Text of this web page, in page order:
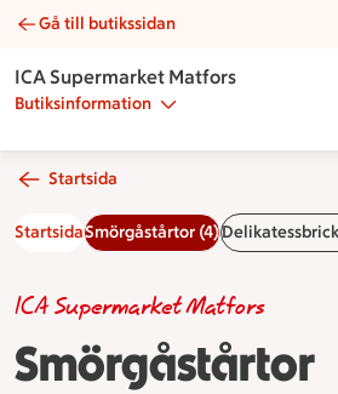
Smörgåstårtor | Catering ICA
Gå till butikssidan
ICA Supermarket Matfors
Butiksinformation
Startsida
StartsidaSmörgåstårtor (4)
Smörgåstårtor
ICA Supermarket Matfors